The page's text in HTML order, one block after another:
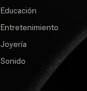
Educación
Entretenimiento
Joyería
Sonido